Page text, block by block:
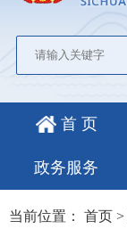
首 页
政务服务
当前位置： 首页 >